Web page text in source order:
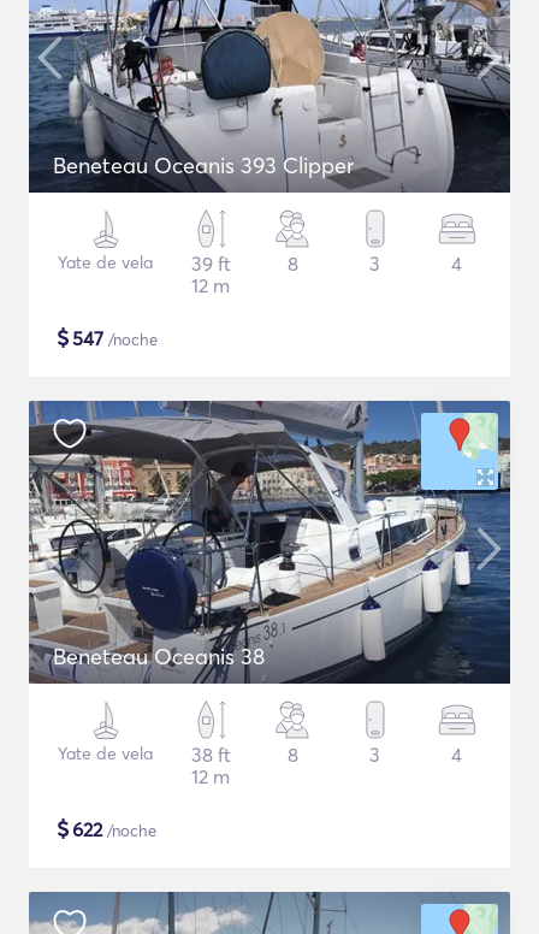
Beneteau Oceanis 393 Clipper
Yate de vela
39 ft
12 m
8 3 4
$547 /noche
Beneteau Oceanis 38
Yate de vela
38 ft
12 m
8 3 4
$622/noche